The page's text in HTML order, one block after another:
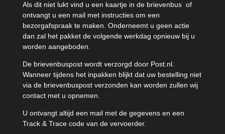
Als dit niet lukt vind u een kaartje in de brievenbus of
ontvangt u een mail met instructies om een
bezorgafspraak te maken. Onderneemt u geen actie
dan zal het pakket de volgende werkdag opnieuw bij u
worden aangeboden.
De brievenbuspost wordt verzorgd door Post.nl.
Wanneer tijdens het inpakken blijkt dat uw bestelling niet
via de brievenbuspost verzonden kan worden zullen wij
contact met u opnemen.
U ontvangt altijd een mail met de gegevens en een
Track & Trace code van de vervoerder.